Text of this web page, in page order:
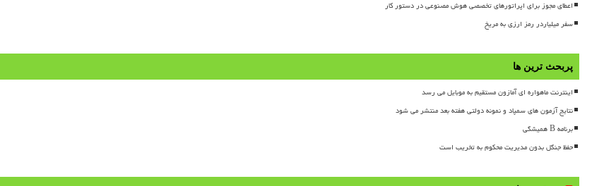
اعطای مجوز برای اپراتورهای تخصصی هوش مصنوعی در دستور کار
سفر میلیاردر رمز ارزی به مریخ
پربحث ترین ها
اینترنت ماهواره ای آمازون مستقیم به موبایل می رسد
نتایج آزمون های سمپاد و نمونه دولتی هفته بعد منتشر می شود
برنامه B همیشگی
حفظ جنگل بدون مدیریت محکوم به تخریب است